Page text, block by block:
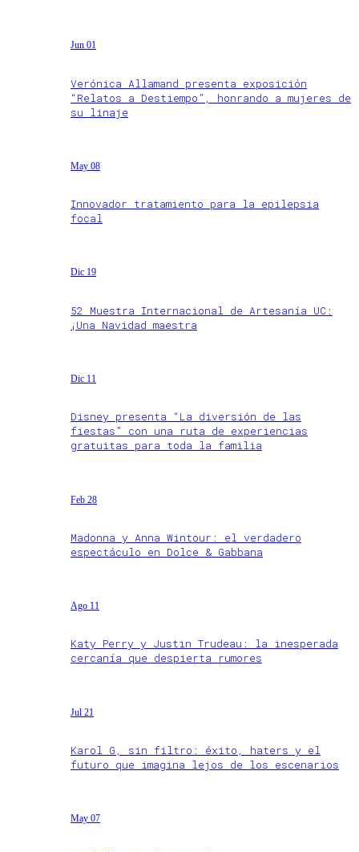
Jun 01
Verónica Allamand presenta exposición
“Relatos a Destiempo”, honrando a mujeres de
su linaje
May 08
Innovador tratamiento para la epilepsia
focal
Dic 19
52 Muestra Internacional de Artesanía UC:
¡Una Navidad maestra
Dic 11
Disney presenta “La diversión de las
fiestas” con una ruta de experiencias
gratuitas para toda la familia
Feb 28
Madonna y Anna Wintour: el verdadero
espectáculo en Dolce & Gabbana
Ago 11
Katy Perry y Justin Trudeau: la inesperada
cercanía que despierta rumores
Jul 21
Karol G, sin filtro: éxito, haters y el
futuro que imagina lejos de los escenarios
May 07